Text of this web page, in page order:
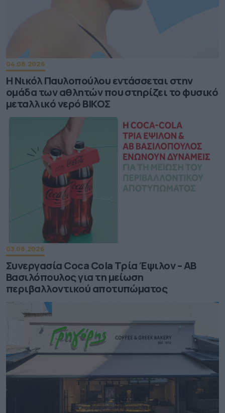
04.08.2026
Η Νικόλ Παυλοπούλου εντάσσεται στην
ομάδα των αθλητών που στηρίζει το φυσικό
μεταλλικό νερό ΒΙΚΟΣ
03.08.2026
Συνεργασία Coca Cola Τρία Έψιλον – ΑΒ
Βασιλόπουλος για τη μείωση
περιβαλλοντικού αποτυπώματος